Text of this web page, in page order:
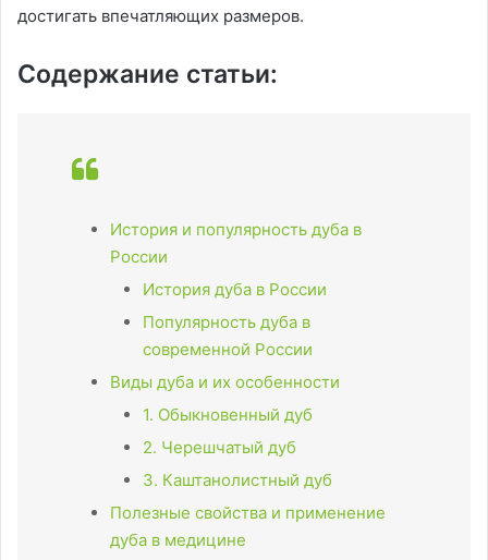
достигать впечатляющих размеров.
Содержание статьи:
История и популярность дуба в
России
История дуба в России
Популярность дуба в
современной России
Виды дуба и их особенности
1. Обыкновенный дуб
2. Черешчатый дуб
3. Каштанолистный дуб
Полезные свойства и применение
дуба в медицине